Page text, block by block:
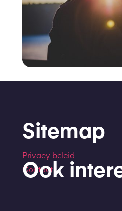
Sitemap
Privacy beleid
Contact
Ook